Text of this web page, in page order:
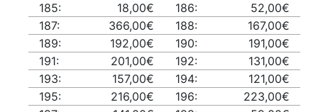
185:
18,00€ 186:
52,00€
187:
366,00€ 188:
167,00€
189:
192,00€ 190:
191,00€
191:
201,00€ 192:
131,00€
193:
157,00€ 194:
121,00€
195:
216,00€ 196:
223,00€